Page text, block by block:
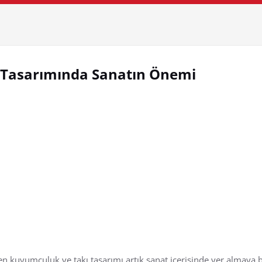
Sanatın Önemi
ve takı tasarımı artık sanat içerisinde yer almaya